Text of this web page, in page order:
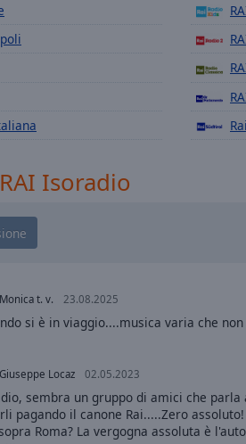
Isoradio
Monica t. v. 23.08.2025
si è in viaggio....musica varia che
Giuseppe Locaz 02.05.2023
sembra un gruppo di amici che
pagando il canone Rai.....Zero
Roma? La vergogna assoluta è